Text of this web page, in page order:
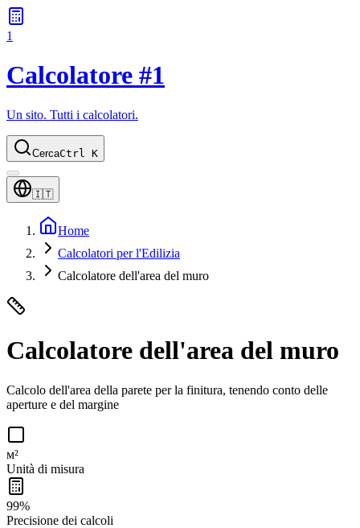
1
Calcolatore #1
Un sito. Tutti i calcolatori.
CercaCtrl K
🇮🇹
Home
Calcolatori per l'Edilizia
Calcolatore dell'area del muro
Calcolatore dell'area del muro
Calcolo dell'area della parete per la finitura, tenendo conto delle
aperture e del margine
м²
Unità di misura
99%
Precisione dei calcoli